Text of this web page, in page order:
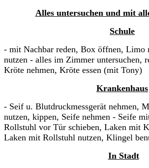
Alles untersuchen und mit
Schule
- mit Nachbar reden, Box öffnen, Limo
nutzen - alles im Zimmer untersuchen,
Kröte nehmen, Kröte essen (mit Tony)
Krankenhaus
- Seif u. Blutdruckmessgerät nehmen,
nutzen, kippen, Seife nehmen - Seife
Rollstuhl vor Tür schieben, Laken mit
Laken mit Rollstuhl nutzen, Klingel
In Stadt